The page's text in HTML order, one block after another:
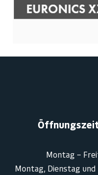
Montag –
Montag, Dienstag